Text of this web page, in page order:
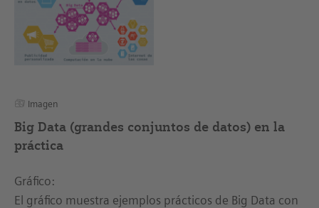
Imagen
Big Data (grandes conjuntos de datos) en la
práctica
Gráfico:
El gráfico muestra ejemplos prácticos de Big Data con